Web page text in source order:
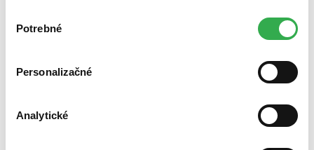
nám pomohlo, keby sme mohli používať všetky tieto
súhlasu
Potrebné
Personalizačné
Analytické
Top hodnotené